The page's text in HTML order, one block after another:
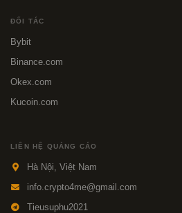
ĐỐI TÁC
Bybit
Binance.com
Okex.com
Kucoin.com
LIÊN HỆ QUẢNG CÁO
Hà Nội, Việt Nam
info.crypto4me@gmail.com
Tieusuphu2021